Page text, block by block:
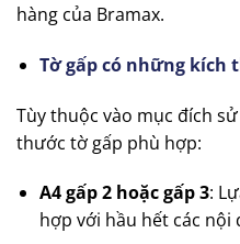
hàng của Bramax.
Tờ gấp có những kích
Tùy thuộc vào mục đích
thước tờ gấp phù hợp:
A4 gấp 2 hoặc gấp 3:
hợp với hầu hết các nội